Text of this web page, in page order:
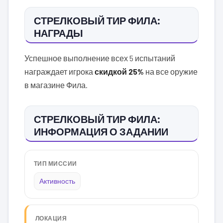
СТРЕЛКОВЫЙ ТИР ФИЛА:
НАГРАДЫ
Успешное выполнение всех 5 испытаний
награждает игрока скидкой 25% на все оружие
в магазине Фила.
СТРЕЛКОВЫЙ ТИР ФИЛА:
ИНФОРМАЦИЯ О ЗАДАНИИ
ТИП МИССИИ
Активность
ЛОКАЦИЯ